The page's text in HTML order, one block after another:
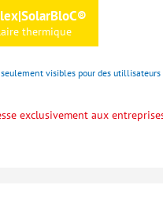
thermique
visibles pour des utillisateurs
exclusivement aux